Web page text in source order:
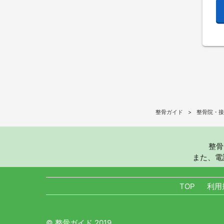
整骨ガイド 整骨院・
整
また、
TOP 利用